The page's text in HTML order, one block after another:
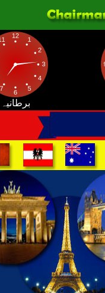
برطانیہ